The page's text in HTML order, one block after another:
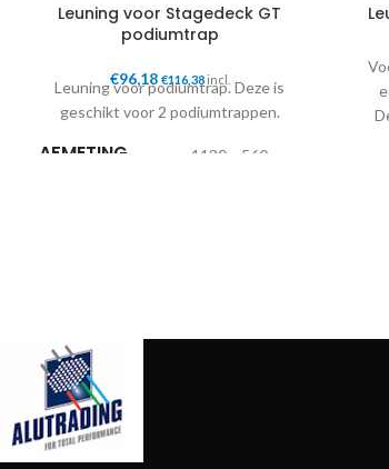
Leuning voor Stagedeck GT
podiumtrap
€96,18 €116,38incl.
Leuning voor podiumtrap. Deze is
geschikt voor 2 podiumtrappen.
AFMETING
1130 x 560 x